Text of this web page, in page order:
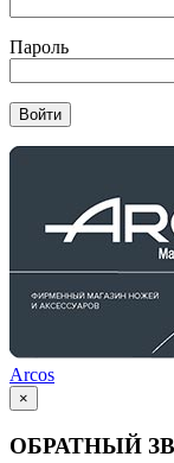
Пароль
Войти
Arcos
×
ОБРАТНЫЙ